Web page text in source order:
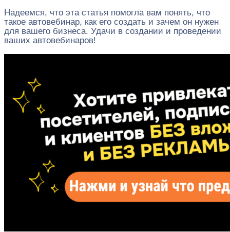
Надеемся, что эта статья помогла вам понять, что
такое автовебинар, как его создать и зачем он нужен
для вашего бизнеса. Удачи в создании и проведении
ваших автовебинаров!